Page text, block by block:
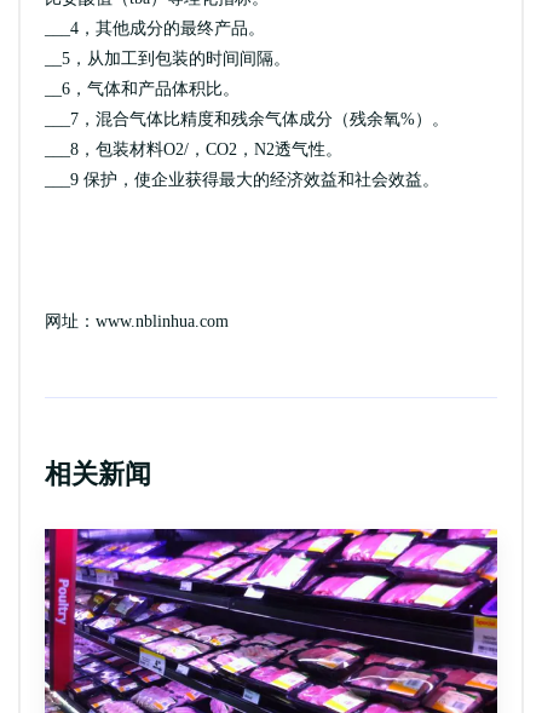
___4，其他成分的最终产品。
__5，从加工到包装的时间间隔。
__6，气体和产品体积比。
___7，混合气体比精度和残余气体成分（残余氧%）。
___8，包装材料O2/，CO2，N2透气性。
___9 保护，使企业获得最大的经济效益和社会效益。
网址：www.nblinhua.com
相关新闻